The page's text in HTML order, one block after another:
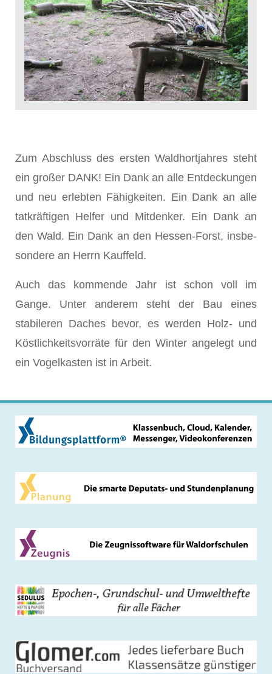
Zum Abschluss des ersten Waldhortjahres steht
ein großer DANK! Ein Dank an alle Entdeckungen
und neu erlebten Fä­higkeiten. Ein Dank an alle
tatkräftigen Helfer und Mitdenker. Ein Dank an
den Wald. Ein Dank an den Hessen-Forst, insbe­
sondere an Herrn Kauffeld.
Auch das kommende Jahr ist schon voll im
Gange. Unter an­derem steht der Bau eines
stabileren Daches bevor, es wer­den Holz- und
Köstlichkeitsvorräte für den Winter angelegt und
ein Vogelkasten ist in Arbeit.